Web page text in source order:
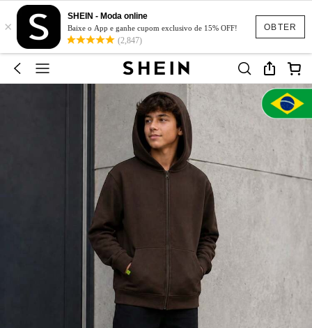
OBTER
×
SHEIN - Moda online
Baixe o App e ganhe cupom exclusivo de 15% OFF!
(2,847)